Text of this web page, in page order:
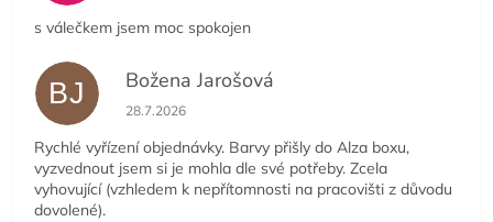
s válečkem jsem moc spokojen
BJ Božena Jarošová
Hodnocení obchodu je 5 z 5 hvězdiček.
28.7.2026
Rychlé vyřízení objednávky. Barvy přišly do Alza boxu,
vyzvednout jsem si je mohla dle své potřeby. Zcela
vyhovující (vzhledem k nepřítomnosti na pracovišti z důvodu
dovolené).